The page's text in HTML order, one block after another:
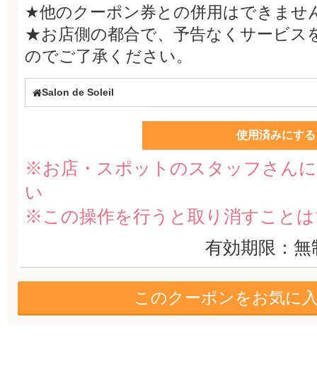
★他のクーポン券との併用はできませ
★お店側の都合で、予告なくサービス
のでご了承ください。
Salon de Soleil
使用済みにする
※お店・スポットのスタッフさん
い
※この操作を行うと取り消すこと
有効期限：無
このクーポンをお気に